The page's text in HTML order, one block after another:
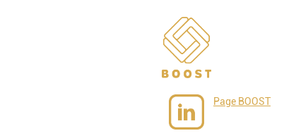
Page BOOST